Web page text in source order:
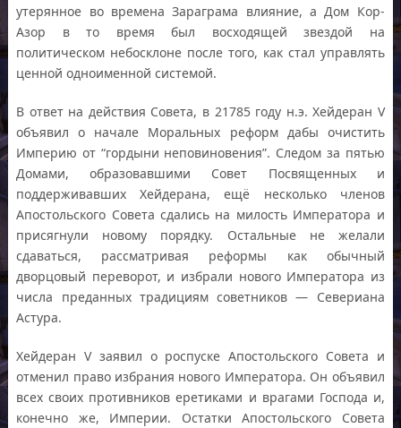
утерянное во времена Зараграма влияние, а Дом Кор-
Азор в то время был восходящей звездой на
политическом небосклоне после того, как стал управлять
ценной одноименной системой.
В ответ на действия Совета, в 21785 году н.э. Хейдеран V
объявил о начале Моральных реформ дабы очистить
Империю от “гордыни неповиновения”. Следом за пятью
Домами, образовавшими Совет Посвященных и
поддерживавших Хейдерана, ещё несколько членов
Апостольского Совета сдались на милость Императора и
присягнули новому порядку. Остальные не желали
сдаваться, рассматривая реформы как обычный
дворцовый переворот, и избрали нового Императора из
числа преданных традициям советников — Севериана
Астура.
Хейдеран V заявил о роспуске Апостольского Совета и
отменил право избрания нового Императора. Он объявил
всех своих противников еретиками и врагами Господа и,
конечно же, Империи. Остатки Апостольского Совета